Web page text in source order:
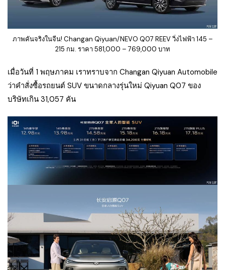
ภาพคันจริงในจีน! Changan Qiyuan/NEVO Q07 REEV วิ่งไฟฟ้า 145 –
215 กม. ราคา 581,000 – 769,000 บาท
เมื่อวันที่ 1 พฤษภาคม เราทราบจาก Changan Qiyuan Automobile
ว่าคำสั่งซื้อรถยนต์ SUV ขนาดกลางรุ่นใหม่ Qiyuan Q07 ของ
บริษัทเกิน 31,057 คัน